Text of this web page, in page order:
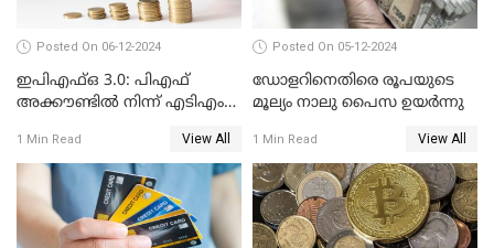
Posted On 06-12-2024
ഇപിഎഫ്ഒ 3.0: പിഎഫ്
അക്കൗണ്ടിൽ നിന്ന് എടിഎം
1 Min Read View All
Posted On 05-12-2024
ഡോളറിനെതിരെ രൂപയുടെ
മൂല്യം നാലു പൈസ ഉയര്‍ന്നു
1 Min Read View All